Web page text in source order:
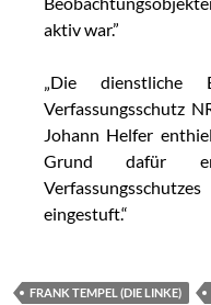
aktiv war.”
„Die dienstliche
Verfassungsschutz
Johann Helfer
Grund dafür
eingestuft.“
FRANK TEMPEL (DIE LINKE)